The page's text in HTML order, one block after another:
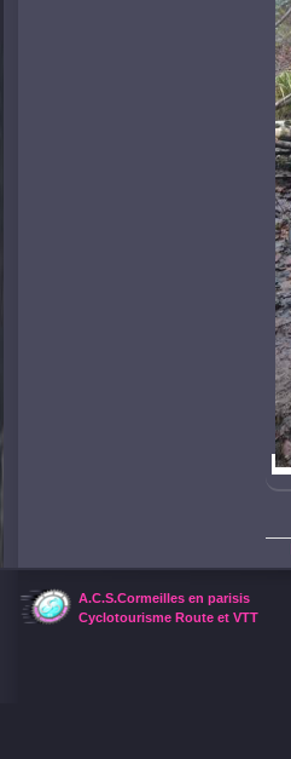
A.C.S.Cormeilles en parisis
Cyclotourisme Route et VTT